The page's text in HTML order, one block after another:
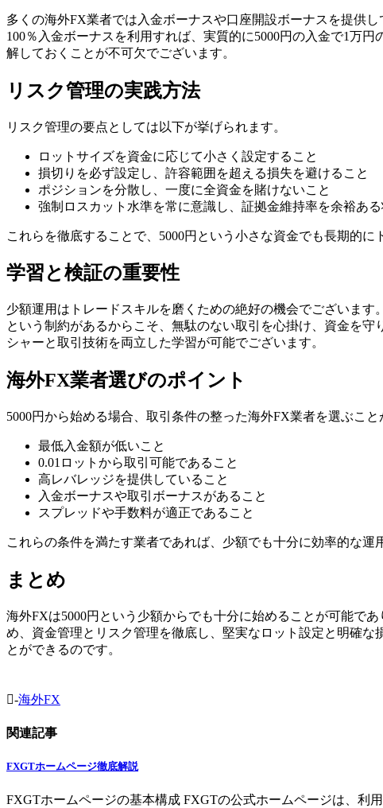
多くの海外FX業者では入金ボーナスや口座開設ボーナスを提供
100％入金ボーナスを利用すれば、実質的に5000円の入金で1万
解しておくことが不可欠でございます。
リスク管理の実践方法
リスク管理の要点としては以下が挙げられます。
ロットサイズを資金に応じて小さく設定すること
損切りを必ず設定し、許容範囲を超える損失を避けること
ポジションを分散し、一度に全資金を賭けないこと
強制ロスカット水準を常に意識し、証拠金維持率を余裕あ
これらを徹底することで、5000円という小さな資金でも長期的に
学習と検証の重要性
少額運用はトレードスキルを磨くための絶好の機会でございま
という制約があるからこそ、無駄のない取引を心掛け、資金を
シャーと取引技術を両立した学習が可能でございます。
海外FX業者選びのポイント
5000円から始める場合、取引条件の整った海外FX業者を選ぶこ
最低入金額が低いこと
0.01ロットから取引可能であること
高レバレッジを提供していること
入金ボーナスや取引ボーナスがあること
スプレッドや手数料が適正であること
これらの条件を満たす業者であれば、少額でも十分に効率的な運
まとめ
海外FXは5000円という少額からでも十分に始めることが可能で
め、資金管理とリスク管理を徹底し、堅実なロット設定と明確
とができるのです。
-海外FX
関連記事
FXGTホームページ徹底解説
FXGTホームページの基本構成 FXGTの公式ホームページは、利